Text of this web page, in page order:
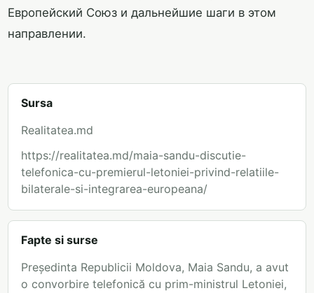
Европейский Союз и дальнейшие шаги в этом
направлении.
Sursa
Realitatea.md
https://realitatea.md/maia-sandu-discutie-
telefonica-cu-premierul-letoniei-privind-relatiile-
bilaterale-si-integrarea-europeana/
Fapte si surse
Președinta Republicii Moldova, Maia Sandu, a avut
o convorbire telefonică cu prim-ministrul Letoniei,